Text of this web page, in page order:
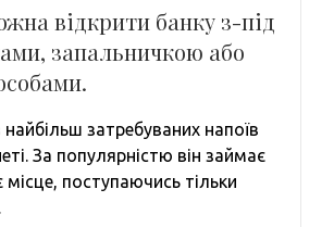
відкрити банку з-під
запальничкою або
затребуваних напоїв
За популярністю він займає
місце, поступаючись тільки